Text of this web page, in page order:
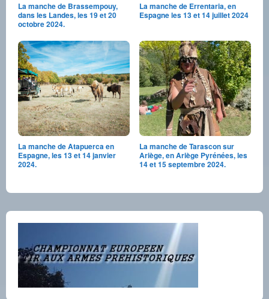
La manche de Brassempouy,
dans les Landes, les 19 et 20
octobre 2024.
La manche de Errentaria, en
Espagne les 13 et 14 juillet 2024
La manche de Atapuerca en
Espagne, les 13 et 14 janvier
2024.
La manche de Tarascon sur
Ariège, en Ariège Pyrénées, les
14 et 15 septembre 2024.